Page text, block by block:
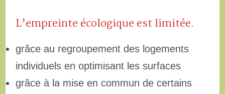
L’empreinte écologique est limitée.
grâce au regroupement des logements
individuels en optimisant les surfaces
grâce à la mise en commun de certains